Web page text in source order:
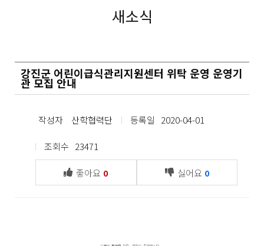
새소식
강진군 어린이급식관리지원센터 위탁 운영 운영기
관 모집 안내
작성자 산학협력단 등록일 2020-04-01
조회수 23471
좋아요 0 싫어요 0